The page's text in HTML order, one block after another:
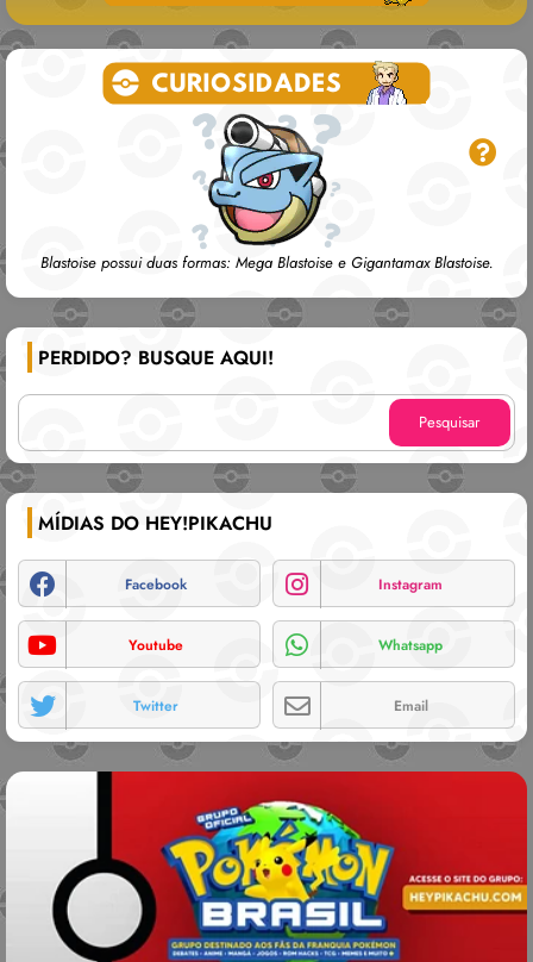
Blastoise possui duas formas: Mega Blastoise e Gigantamax Blastoise.
PERDIDO? BUSQUE AQUI!
MÍDIAS DO HEY!PIKACHU
Facebook Instagram
Youtube Whatsapp
Twitter Email